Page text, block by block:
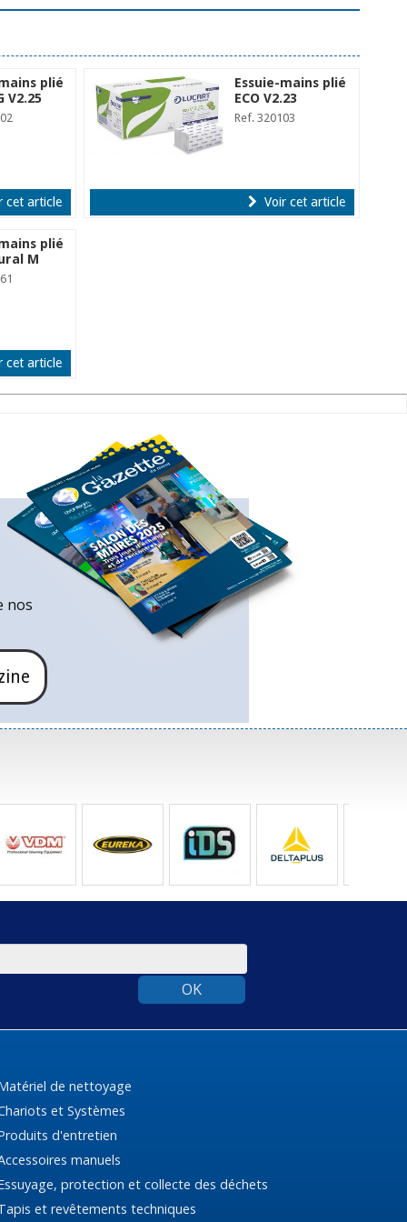
plié
V2.25
cet article
Essuie-mains plié
ECO V2.23
Ref. 320103
Voir cet article
plié
M
cet article
nos
OK
de nettoyage
et Systèmes
d'entretien
manuels
protection et collecte des déchets
et revêtements techniques